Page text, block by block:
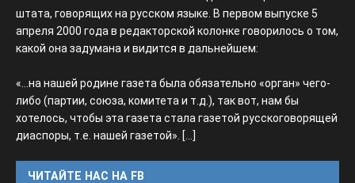
штата, говорящих на русском языке. В первом выпуске 5
апреля 2000 года в редакторской колонке говорилось о том,
какой она задумана и видится в дальнейшем:
«...на нашей родине газета была обязательно «орган» чего-
либо (партии, союза, комитета и т.д.), так вот, нам бы
хотелось, чтобы эта газета стала газетой русскоговорящей
диаспоры, т.е. нашей газетой». [...]
ЧИТАЙТЕ НАС НА FB